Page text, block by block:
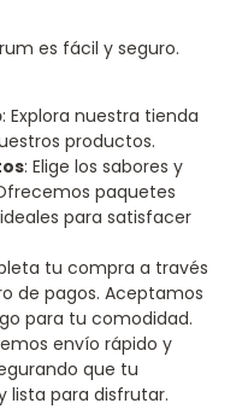
es fácil y seguro.
: Explora nuestra tienda
productos.
: Elige los sabores y
paquetes
para satisfacer
tu compra a través
de pagos. Aceptamos
para tu comodidad.
envío rápido y
que tu
lista para disfrutar.